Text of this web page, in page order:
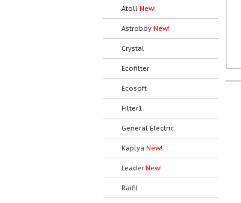
Atoll New!
Astroboy New!
Crystal
Ecofilter
Ecosoft
Filter1
General Electric
Kaplya New!
Leader New!
Raifil